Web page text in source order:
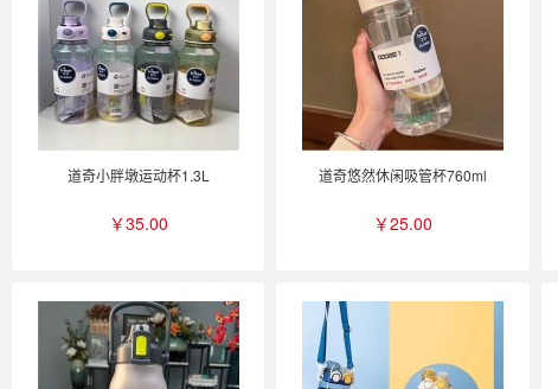
道奇小胖墩运动杯1.3L
￥35.00
道奇悠然休闲吸管杯760ml
￥25.00